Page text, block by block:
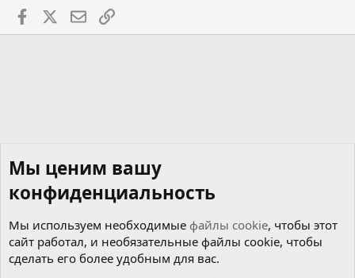
в
ё
з
Facebook ПочтаСсылкой
Мы ценим вашу
конфиденциальность
Мы используем необходимые файлы cookie, чтобы этот
сайт работал, и необязательные файлы cookie, чтобы
сделать его более удобным для вас.